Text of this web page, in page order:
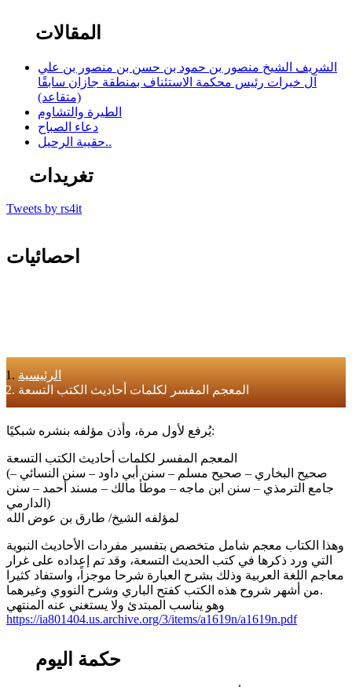
المقالات
الشريف الشيخ منصور بن حمود بن حسن بن منصور بن علي
آل خيرات رئيس محكمة الاستئناف بمنطقة جازان سابقًا
(متقاعد)
الطيرة والتشاوم
دعاء الصباح
حقيبة الرحيل..
تغريدات
Tweets by rs4it
احصائيات
الرئيسية
المعجم المفسر لكلمات أحاديث الكتب التسعة
يُرفع لأول مرة، وأذن مؤلفه بنشره شبكيًا:
المعجم المفسر لكلمات أحاديث الكتب التسعة
(صحيح البخاري – صحيح مسلم – سنن أبي داود – سنن النسائي –
جامع الترمذي – سنن ابن ماجه – موطأ مالك – مسند أحمد – سنن
الدارمي)
لمؤلفه الشيخ/ طارق بن عوض الله
وهذا الكتاب معجم شامل متخصص بتفسير مفردات الأحاديث النبوية
التي ورد ذكرها في كتب الحديث التسعة، وقد تم إعداده على غرار
معاجم اللغة العربية وذلك بشرح العبارة شرحا موجزاً، واستفاد كثيرا
من أشهر شروح هذه الكتب كفتح الباري وشرح النووي وغيرهما.
وهو يناسب المبتدئ ولا يستغني عنه المنتهي
https://ia801404.us.archive.org/3/items/a1619n/a1619n.pdf
حكمة اليوم